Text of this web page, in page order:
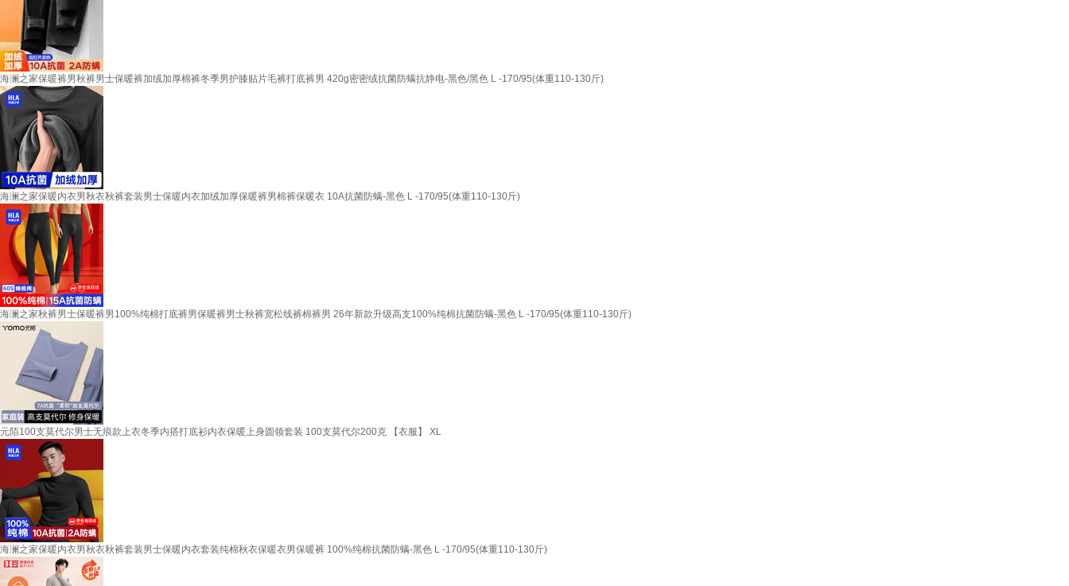
海澜之家保暖裤男秋裤男士保暖裤加绒加厚棉裤冬季男护膝贴片毛裤打底裤男 420g密密绒抗菌防螨抗静电-黑色/黑色 L -170/95(体重110-130斤)
海澜之家保暖内衣男秋衣秋裤套装男士保暖内衣加绒加厚保暖裤男棉裤保暖衣 10A抗菌防螨-黑色 L -170/95(体重110-130斤)
海澜之家秋裤男士保暖裤男100%纯棉打底裤男保暖裤男士秋裤宽松线裤棉裤男 26年新款升级高支100%纯棉抗菌防螨-黑色 L -170/95(体重110-130斤)
元陌100支莫代尔男士无痕款上衣冬季内搭打底衫内衣保暖上身圆领套装 100支莫代尔200克 【衣服】 XL
海澜之家保暖内衣男秋衣秋裤套装男士保暖内衣套装纯棉秋衣保暖衣男保暖裤 100%纯棉抗菌防螨-黑色 L -170/95(体重110-130斤)